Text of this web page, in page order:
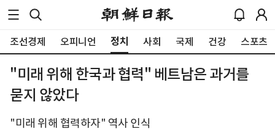
조선경제 오피니언 정치 사회 국제 건강 스포츠
"미래 위해 한국과 협력" 베트남은 과거를
묻지 않았다
"미래 위해 협력하자" 역사 인식